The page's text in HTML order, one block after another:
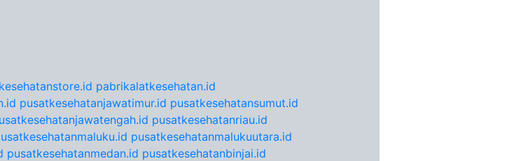
pabrikalatkesehatan.id
pusatkesehatanjawatimur.id pusatkesehatansumut.id
pusatkesehatanriau.id
pusatkesehatanmalukuutara.id
pusatkesehatanmedan.id pusatkesehatanbinjai.id